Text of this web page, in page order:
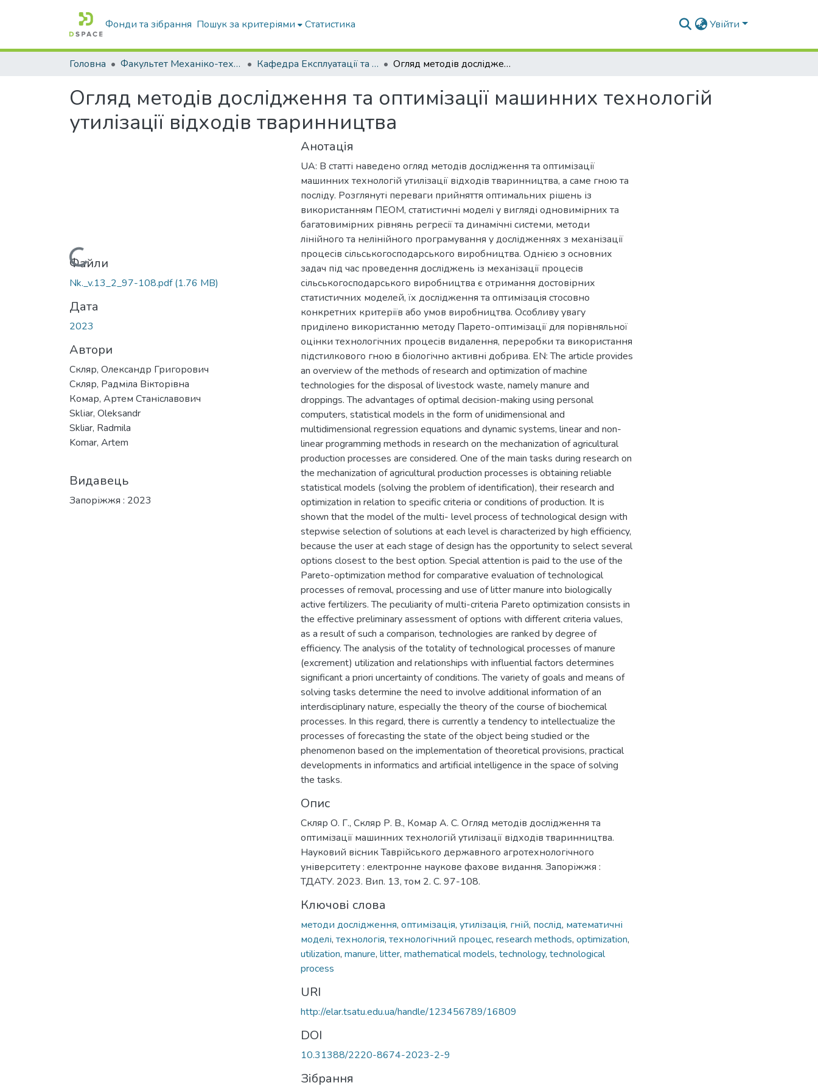
Фонди та зібрання Пошук за критеріями Статистика Увійти
Головна Факультет Механіко-технологічний Кафедра Експлуатації та технічного сервісу машин Огляд методів дослідження та оптимізації машинних технологій утилізації відходів тваринництва
Огляд методів дослідження та оптимізації машинних технологій
утилізації відходів тваринництва
Вантажиться...Файли
Nk._v.13_2_97-108.pdf(1.76 MB)
Дата
2023
Автори
Скляр, Олександр Григорович
Скляр, Радміла Вікторівна
Комар, Артем Станіславович
Sklіar, Oleksandr
Skliar, Radmila
Komar, Artem
Видавець
Запоріжжя : 2023
Анотація
UA: В статті наведено огляд методів дослідження та оптимізації
машинних технологій утилізації відходів тваринництва, а саме гною та
посліду. Розглянуті переваги прийняття оптимальних рішень із
використанням ПЕОМ, статистичні моделі у вигляді одновимірних та
багатовимірних рівнянь регресії та динамічні системи, методи
лінійного та нелінійного програмування у дослідженнях з механізації
процесів сільськогосподарського виробництва. Однією з основних
задач під час проведення досліджень із механізації процесів
сільськогосподарського виробництва є отримання достовірних
статистичних моделей, їх дослідження та оптимізація стосовно
конкретних критеріїв або умов виробництва. Особливу увагу
приділено використанню методу Парето-оптимізації для порівняльної
оцінки технологічних процесів видалення, переробки та використання
підстилкового гною в біологічно активні добрива. EN: The article provides
an overview of the methods of research and optimization of machine
technologies for the disposal of livestock waste, namely manure and
droppings. The advantages of optimal decision-making using personal
computers, statistical models in the form of unidimensional and
multidimensional regression equations and dynamic systems, linear and non-
linear programming methods in research on the mechanization of agricultural
production processes are considered. One of the main tasks during research on
the mechanization of agricultural production processes is obtaining reliable
statistical models (solving the problem of identification), their research and
optimization in relation to specific criteria or conditions of production. It is
shown that the model of the multi- level process of technological design with
stepwise selection of solutions at each level is characterized by high efficiency,
because the user at each stage of design has the opportunity to select several
options closest to the best option. Special attention is paid to the use of the
Pareto-optimization method for comparative evaluation of technological
processes of removal, processing and use of litter manure into biologically
active fertilizers. The peculiarity of multi-criteria Pareto optimization consists in
the effective preliminary assessment of options with different criteria values,
as a result of such a comparison, technologies are ranked by degree of
efficiency. The analysis of the totality of technological processes of manure
(excrement) utilization and relationships with influential factors determines
significant a priori uncertainty of conditions. The variety of goals and means of
solving tasks determine the need to involve additional information of an
interdisciplinary nature, especially the theory of the course of biochemical
processes. In this regard, there is currently a tendency to intellectualize the
processes of forecasting the state of the object being studied or the
phenomenon based on the implementation of theoretical provisions, practical
developments in informatics and artificial intelligence in the space of solving
the tasks.
Опис
Скляр О. Г., Скляр Р. В., Комар А. С. Огляд методів дослідження та
оптимізації машинних технологій утилізації відходів тваринництва.
Науковий вісник Таврійського державного агротехнологічного
університету : електронне наукове фахове видання. Запоріжжя :
ТДАТУ. 2023. Вип. 13, том 2. C. 97-108.
Ключові слова
методи дослідження, оптимізація, утилізація, гній, послід, математичні
моделі, технологія, технологічний процес, research methods, optimization,
utilization, manure, litter, mathematical models, technology, technological
process
URI
http://elar.tsatu.edu.ua/handle/123456789/16809
DOI
10.31388/2220-8674-2023-2-9
Зібрання